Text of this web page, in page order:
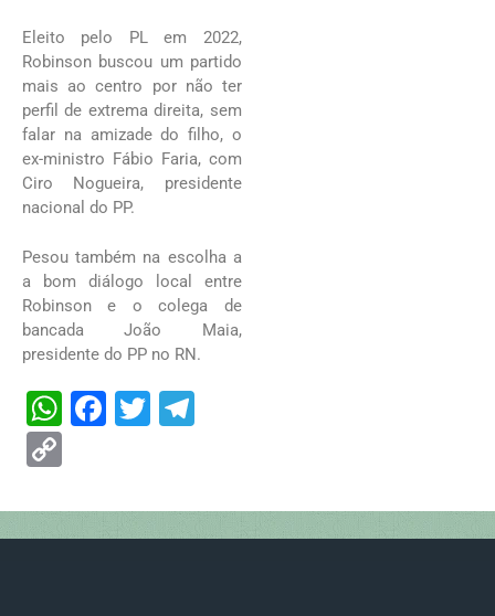
Eleito pelo PL em 2022,
Robinson buscou um partido
mais ao centro por não ter
perfil de extrema direita, sem
falar na amizade do filho, o
ex-ministro Fábio Faria, com
Ciro Nogueira, presidente
nacional do PP.
Pesou também na escolha a
a bom diálogo local entre
Robinson e o colega de
bancada João Maia,
presidente do PP no RN.
W
s
A
F
b
o
T
er gr
a
p